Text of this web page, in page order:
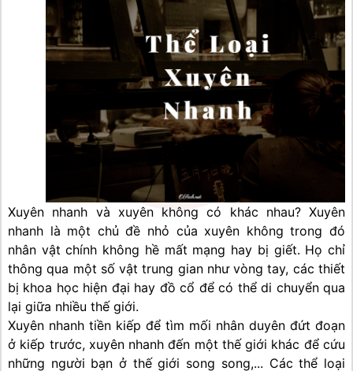
Xuyên nhanh và xuyên không có khác nhau? Xuyên
nhanh là một chủ đề nhỏ của xuyên không trong đó
nhân vật chính không hề mất mạng hay bị giết. Họ chỉ
thông qua một số vật trung gian như vòng tay, các thiết
bị khoa học hiện đại hay đồ cổ để có thể di chuyển qua
lại giữa nhiều thế giới.
Xuyên nhanh tiền kiếp để tìm mối nhân duyên đứt đoạn
ở kiếp trước, xuyên nhanh đến một thế giới khác để cứu
những người bạn ở thế giới song song,... Các thể loại